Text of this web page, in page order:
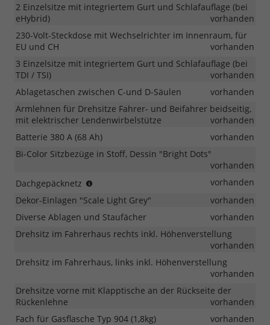
2 Einzelsitze mit integriertem Gurt und Schlafauflage (bei
eHybrid)
vorhanden
230-Volt-Steckdose mit Wechselrichter im Innenraum, für
EU und CH
vorhanden
3 Einzelsitze mit integriertem Gurt und Schlafauflage (bei
TDI / TSI)
vorhanden
Ablagetaschen zwischen C-und D-Säulen
vorhanden
Armlehnen für Drehsitze Fahrer- und Beifahrer beidseitig,
mit elektrischer Lendenwirbelstütze
vorhanden
Batterie 380 A (68 Ah)
vorhanden
Bi-Color Sitzbezüge in Stoff, Dessin "Bright Dots"
vorhanden
Dachgepäcknetz
2026
vorhanden
Dekor-Einlagen "Scale Light Grey"
vorhanden
Diverse Ablagen und Staufächer
vorhanden
Drehsitz im Fahrerhaus rechts inkl. Höhenverstellung
vorhanden
Drehsitz im Fahrerhaus, links inkl. Höhenverstellung
vorhanden
Drehsitze vorne mit Klapptische an der Rückseite der
Rückenlehne
vorhanden
Fach für Gasflasche Typ 904 (1,8kg)
vorhanden